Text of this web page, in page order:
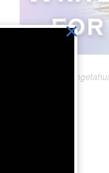
Ikatlah ilmu
×